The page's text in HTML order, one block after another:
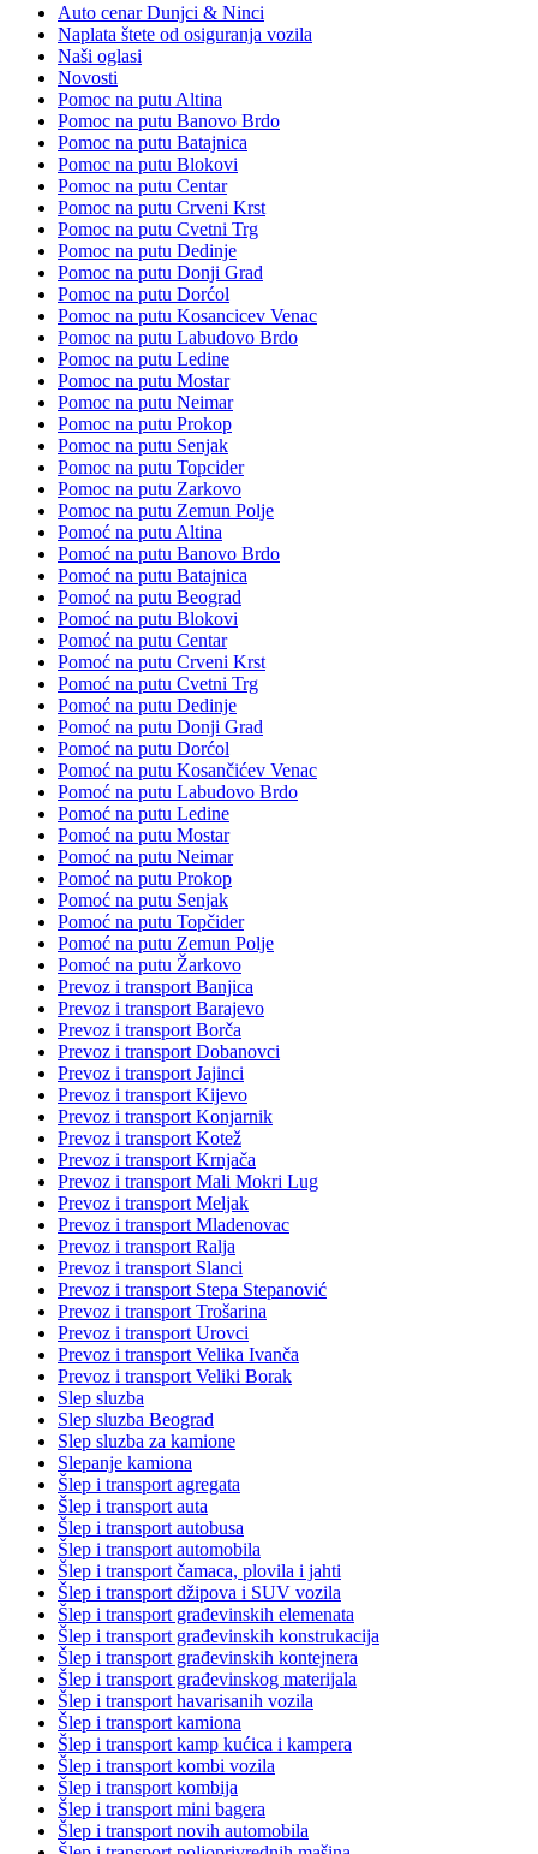
Auto cenar Dunjci & Ninci
Naplata štete od osiguranja vozila
Naši oglasi
Novosti
Pomoc na putu Altina
Pomoc na putu Banovo Brdo
Pomoc na putu Batajnica
Pomoc na putu Blokovi
Pomoc na putu Centar
Pomoc na putu Crveni Krst
Pomoc na putu Cvetni Trg
Pomoc na putu Dedinje
Pomoc na putu Donji Grad
Pomoc na putu Dorćol
Pomoc na putu Kosancicev Venac
Pomoc na putu Labudovo Brdo
Pomoc na putu Ledine
Pomoc na putu Mostar
Pomoc na putu Neimar
Pomoc na putu Prokop
Pomoc na putu Senjak
Pomoc na putu Topcider
Pomoc na putu Zarkovo
Pomoc na putu Zemun Polje
Pomoć na putu Altina
Pomoć na putu Banovo Brdo
Pomoć na putu Batajnica
Pomoć na putu Beograd
Pomoć na putu Blokovi
Pomoć na putu Centar
Pomoć na putu Crveni Krst
Pomoć na putu Cvetni Trg
Pomoć na putu Dedinje
Pomoć na putu Donji Grad
Pomoć na putu Dorćol
Pomoć na putu Kosančićev Venac
Pomoć na putu Labudovo Brdo
Pomoć na putu Ledine
Pomoć na putu Mostar
Pomoć na putu Neimar
Pomoć na putu Prokop
Pomoć na putu Senjak
Pomoć na putu Topčider
Pomoć na putu Zemun Polje
Pomoć na putu Žarkovo
Prevoz i transport Banjica
Prevoz i transport Barajevo
Prevoz i transport Borča
Prevoz i transport Dobanovci
Prevoz i transport Jajinci
Prevoz i transport Kijevo
Prevoz i transport Konjarnik
Prevoz i transport Kotež
Prevoz i transport Krnjača
Prevoz i transport Mali Mokri Lug
Prevoz i transport Meljak
Prevoz i transport Mladenovac
Prevoz i transport Ralja
Prevoz i transport Slanci
Prevoz i transport Stepa Stepanović
Prevoz i transport Trošarina
Prevoz i transport Urovci
Prevoz i transport Velika Ivanča
Prevoz i transport Veliki Borak
Slep sluzba
Slep sluzba Beograd
Slep sluzba za kamione
Slepanje kamiona
Šlep i transport agregata
Šlep i transport auta
Šlep i transport autobusa
Šlep i transport automobila
Šlep i transport čamaca, plovila i jahti
Šlep i transport džipova i SUV vozila
Šlep i transport građevinskih elemenata
Šlep i transport građevinskih konstrukacija
Šlep i transport građevinskih kontejnera
Šlep i transport građevinskog materijala
Šlep i transport havarisanih vozila
Šlep i transport kamiona
Šlep i transport kamp kućica i kampera
Šlep i transport kombi vozila
Šlep i transport kombija
Šlep i transport mini bagera
Šlep i transport novih automobila